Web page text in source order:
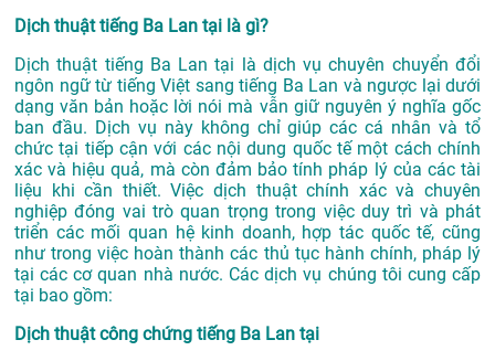
Dịch thuật tiếng Ba Lan tại là gì?
Dịch thuật tiếng Ba Lan tại là dịch vụ chuyên chuyển đổi
ngôn ngữ từ tiếng Việt sang tiếng Ba Lan và ngược lại dưới
dạng văn bản hoặc lời nói mà vẫn giữ nguyên ý nghĩa gốc
ban đầu. Dịch vụ này không chỉ giúp các cá nhân và tổ
chức tại tiếp cận với các nội dung quốc tế một cách chính
xác và hiệu quả, mà còn đảm bảo tính pháp lý của các tài
liệu khi cần thiết. Việc dịch thuật chính xác và chuyên
nghiệp đóng vai trò quan trọng trong việc duy trì và phát
triển các mối quan hệ kinh doanh, hợp tác quốc tế, cũng
như trong việc hoàn thành các thủ tục hành chính, pháp lý
tại các cơ quan nhà nước. Các dịch vụ chúng tôi cung cấp
tại bao gồm:
Dịch thuật công chứng tiếng Ba Lan tại